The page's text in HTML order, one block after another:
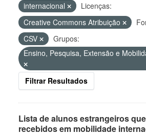
internacional
Licenças:
Creative Commons Atribuição
CSV
Grupos:
Ensino, Pesquisa, Extensão e
Filtrar Resultados
Lista de alunos estrangeiros
recebidos em mobilidade